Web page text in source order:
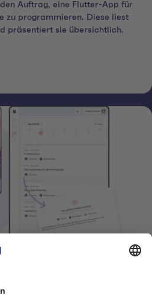
Auftrag, eine Flutter-App für
zu programmieren. Diese liest
präsentiert sie übersichtlich.